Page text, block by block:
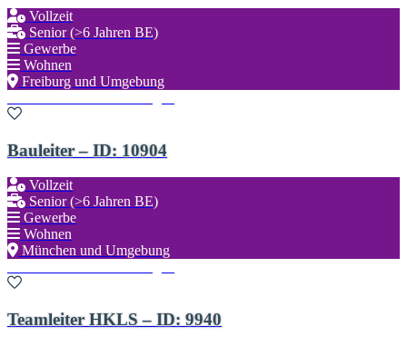
Vollzeit
Senior (>6 Jahren BE)
Gewerbe
Wohnen
Freiburg und Umgebung
Bauleiter – ID: 10904
Vollzeit
Senior (>6 Jahren BE)
Gewerbe
Wohnen
München und Umgebung
Teamleiter HKLS – ID: 9940